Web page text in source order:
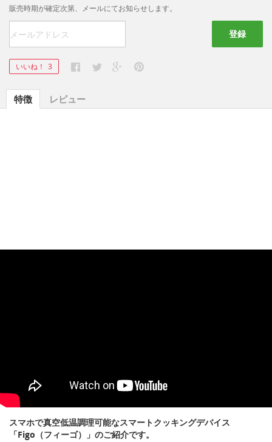
販売時期が確定次第、メールにてお知らせします。
登録
いいね！ 3
特徴 レビュー
スマホで真空低温調理可能なスマートクッキングデバイス
「Figo（フィーゴ）」のご紹介です。